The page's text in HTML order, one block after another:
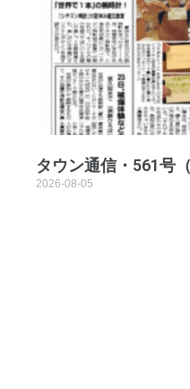
タウン通信・561号
2026-08-05